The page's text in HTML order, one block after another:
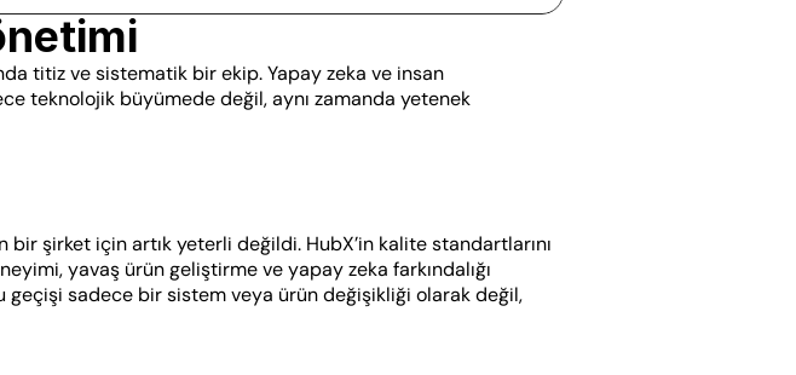
titiz ve sistematik bir ekip. Yapay zeka ve insan
teknolojik büyümede değil, aynı zamanda yetenek
bir şirket için artık yeterli değildi. HubX’in kalite standartlarını
yavaş ürün geliştirme ve yapay zeka farkındalığı
geçişi sadece bir sistem veya ürün değişikliği olarak değil,